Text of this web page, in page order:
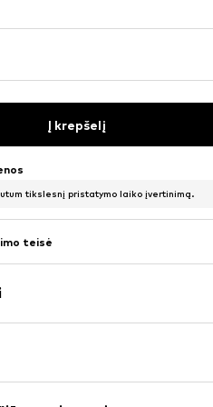
Į krepšelį
tikslesnį pristatymo laiko įvertinimą.
teisė
/ kraštas